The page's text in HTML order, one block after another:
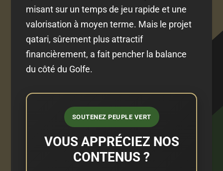
misant sur un temps de jeu rapide et une
valorisation à moyen terme. Mais le projet
qatari, sûrement plus attractif
financièrement, a fait pencher la balance
du côté du Golfe.
SOUTENEZ PEUPLE VERT
VOUS APPRÉCIEZ NOS
CONTENUS ?